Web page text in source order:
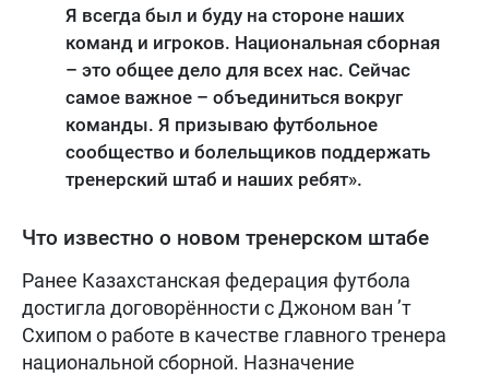
Я всегда был и буду на стороне наших
команд и игроков. Национальная сборная
– это общее дело для всех нас. Сейчас
самое важное – объединиться вокруг
команды. Я призываю футбольное
сообщество и болельщиков поддержать
тренерский штаб и наших ребят».
Что известно о новом тренерском штабе
Ранее Казахстанская федерация футбола
достигла договорённости с Джоном ван ’т
Схипом о работе в качестве главного тренера
национальной сборной. Назначение